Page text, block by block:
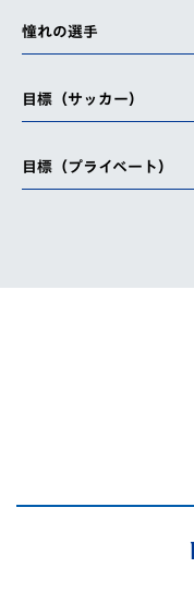
憧れの選手
目標（サッカー）
目標（プライベート）